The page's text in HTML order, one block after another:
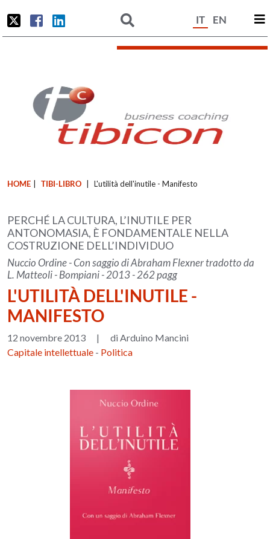
IT EN
HOME TIBI-LIBRO L'utilità dell'inutile - Manifesto
PERCHÉ LA CULTURA, L’INUTILE PER
ANTONOMASIA, È FONDAMENTALE NELLA
COSTRUZIONE DELL’INDIVIDUO
Nuccio Ordine - Con saggio di Abraham Flexner tradotto da
L. Matteoli - Bompiani - 2013 - 262 pagg
L'UTILITÀ DELL'INUTILE -
MANIFESTO
12 novembre 2013 |
di Arduino Mancini
Capitale intellettuale - Politica